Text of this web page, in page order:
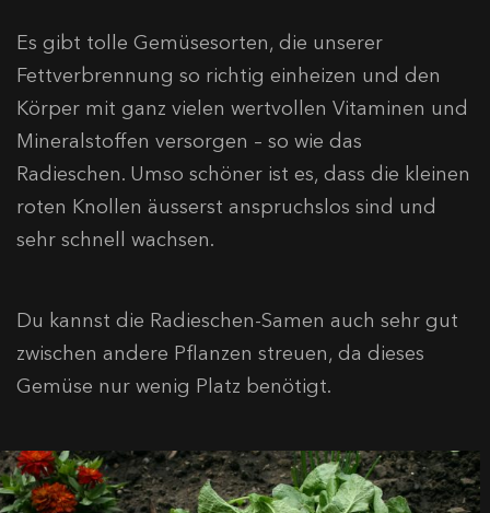
Es gibt tolle Gemüsesorten, die unserer
Fettverbrennung so richtig einheizen und den
Körper mit ganz vielen wertvollen Vitaminen und
Mineralstoffen versorgen – so wie das
Radieschen. Umso schöner ist es, dass die kleinen
roten Knollen äusserst anspruchslos sind und
sehr schnell wachsen.
Du kannst die Radieschen-Samen auch sehr gut
zwischen andere Pflanzen streuen, da dieses
Gemüse nur wenig Platz benötigt.